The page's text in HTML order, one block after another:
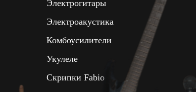
Электрогитары
Электроакустика
Комбоусилители
Укулеле
Скрипки Fabio